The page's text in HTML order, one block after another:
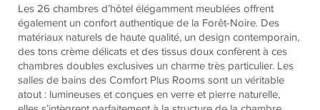
Les 26 chambres d’hôtel élégamment meublées offrent
également un confort authentique de la Forêt-Noire. Des
matériaux naturels de haute qualité, un design contemporain,
des tons crème délicats et des tissus doux confèrent à ces
chambres doubles exclusives un charme très particulier. Les
salles de bains des Comfort Plus Rooms sont un véritable
atout : lumineuses et conçues en verre et pierre naturelle,